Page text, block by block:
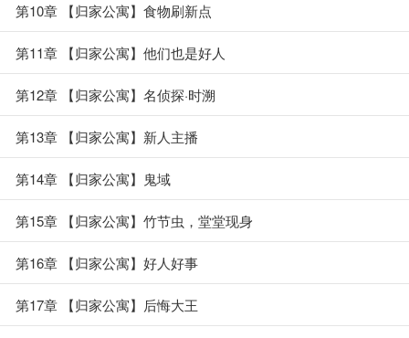
第10章 【归家公寓】食物刷新点
第11章 【归家公寓】他们也是好人
第12章 【归家公寓】名侦探·时溯
第13章 【归家公寓】新人主播
第14章 【归家公寓】鬼域
第15章 【归家公寓】竹节虫，堂堂现身
第16章 【归家公寓】好人好事
第17章 【归家公寓】后悔大王